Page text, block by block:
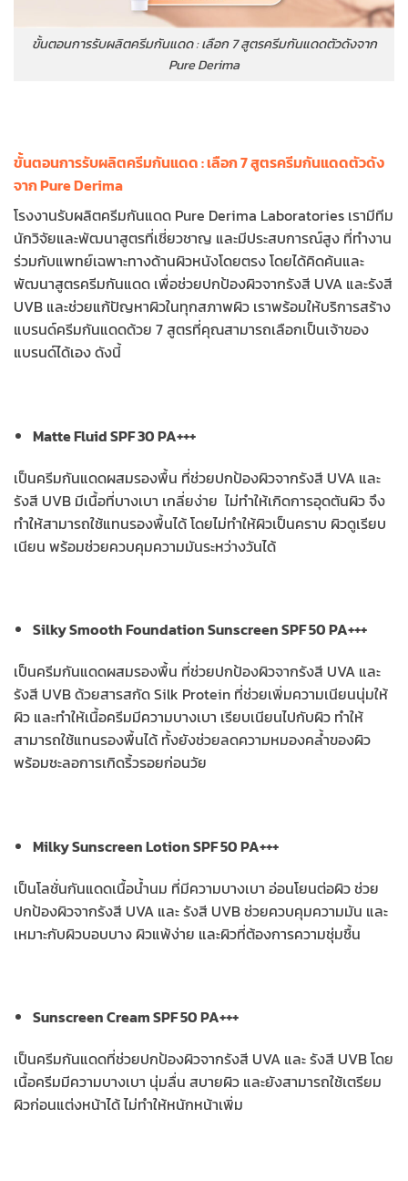
ขั้นตอนการรับผลิตครีมกันแดด : เลือก 7 สูตรครีมกันแดดตัวดังจาก
Pure Derima
ขั้นตอนการรับผลิตครีมกันแดด : เลือก 7 สูตรครีมกันแดดตัวดัง
จาก Pure Derima
โรงงานรับผลิตครีมกันแดด Pure Derima Laboratories เรามีทีม
นักวิจัยและพัฒนาสูตรที่เชี่ยวชาญ และมีประสบการณ์สูง ที่ทำงาน
ร่วมกับแพทย์เฉพาะทางด้านผิวหนังโดยตรง โดยได้คิดค้นและ
พัฒนาสูตรครีมกันแดด เพื่อช่วยปกป้องผิวจากรังสี UVA และรังสี
UVB และช่วยแก้ปัญหาผิวในทุกสภาพผิว เราพร้อมให้บริการสร้าง
แบรนด์ครีมกันแดดด้วย 7 สูตรที่คุณสามารถเลือกเป็นเจ้าของ
แบรนด์ได้เอง ดังนี้
Matte Fluid SPF 30 PA+++
เป็นครีมกันแดดผสมรองพื้น ที่ช่วยปกป้องผิวจากรังสี UVA และ
รังสี UVB มีเนื้อที่บางเบา เกลี่ยง่าย ไม่ทำให้เกิดการอุดตันผิว จึง
ทำให้สามารถใช้แทนรองพื้นได้ โดยไม่ทำให้ผิวเป็นคราบ ผิวดูเรียบ
เนียน พร้อมช่วยควบคุมความมันระหว่างวันได้
Silky Smooth Foundation Sunscreen SPF 50 PA+++
เป็นครีมกันแดดผสมรองพื้น ที่ช่วยปกป้องผิวจากรังสี UVA และ
รังสี UVB ด้วยสารสกัด Silk Protein ที่ช่วยเพิ่มความเนียนนุ่มให้
ผิว และทำให้เนื้อครีมมีความบางเบา เรียบเนียนไปกับผิว ทำให้
สามารถใช้แทนรองพื้นได้ ทั้งยังช่วยลดความหมองคล้ำของผิว
พร้อมชะลอการเกิดริ้วรอยก่อนวัย
Milky Sunscreen Lotion SPF 50 PA+++
เป็นโลชั่นกันแดดเนื้อน้ำนม ที่มีความบางเบา อ่อนโยนต่อผิว ช่วย
ปกป้องผิวจากรังสี UVA และ รังสี UVB ช่วยควบคุมความมัน และ
เหมาะกับผิวบอบบาง ผิวแพ้ง่าย และผิวที่ต้องการความชุ่มชื้น
Sunscreen Cream SPF 50 PA+++
เป็นครีมกันแดดที่ช่วยปกป้องผิวจากรังสี UVA และ รังสี UVB โดย
เนื้อครีมมีความบางเบา นุ่มลื่น สบายผิว และยังสามารถใช้เตรียม
ผิวก่อนแต่งหน้าได้ ไม่ทำให้หนักหน้าเพิ่ม